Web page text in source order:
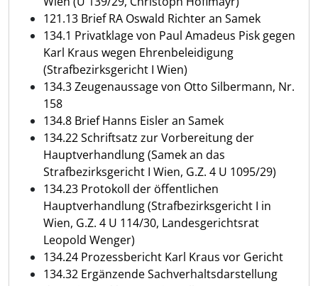
121.13 Brief RA Oswald Richter an Samek
134.1 Privatklage von Paul Amadeus Pisk gegen
Karl Kraus wegen Ehrenbeleidigung
(Strafbezirksgericht I Wien)
134.3 Zeugenaussage von Otto Silbermann, Nr.
158
134.8 Brief Hanns Eisler an Samek
134.22 Schriftsatz zur Vorbereitung der
Hauptverhandlung (Samek an das
Strafbezirksgericht I Wien, G.Z. 4 U 1095/29)
134.23 Protokoll der öffentlichen
Hauptverhandlung (Strafbezirksgericht I in
Wien, G.Z. 4 U 114/30, Landesgerichtsrat
Leopold Wenger)
134.24 Prozessbericht Karl Kraus vor Gericht
134.32 Ergänzende Sachverhaltsdarstellung